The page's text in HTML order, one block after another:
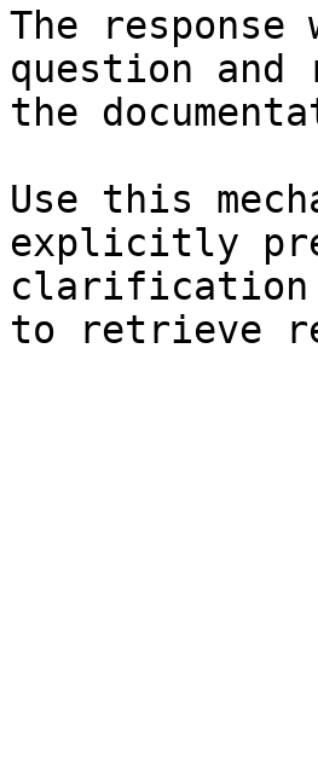
The
question and
the
Use this
explicitly
clarification